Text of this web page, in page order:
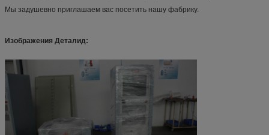
Мы задушевно приглашаем вас посетить нашу фабрику.
Изображения Деталид: